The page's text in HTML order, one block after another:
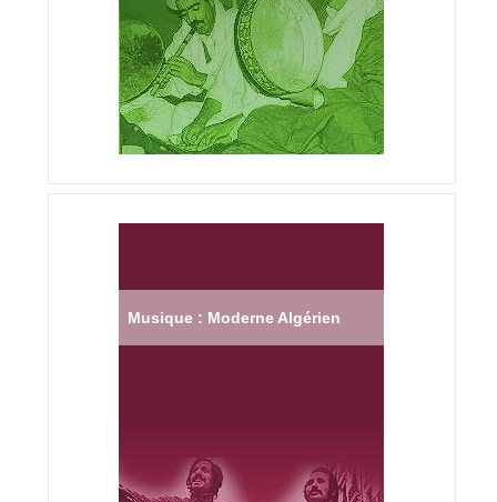
Musique : Moderne Algérien